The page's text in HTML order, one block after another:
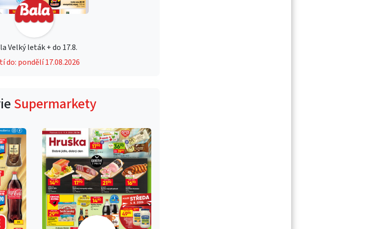
Velký leták + do 17.8.
do: pondělí 17.08.2026
Supermarkety